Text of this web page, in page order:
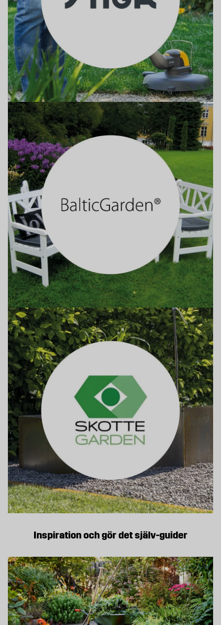
Inspiration och gör det själv-guider